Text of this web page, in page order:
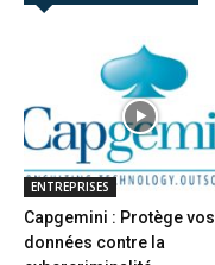
ENTREPRISES
Capgemini : Protège vos
données contre la